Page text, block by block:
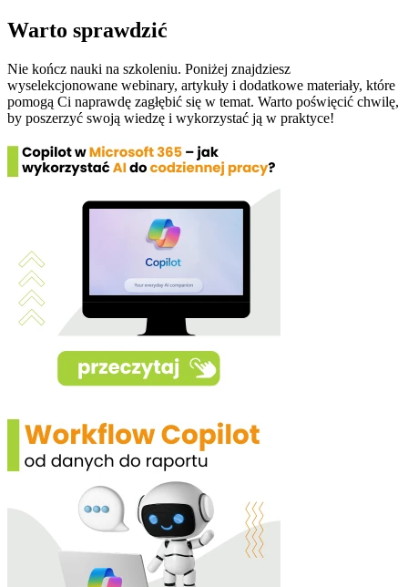
Warto sprawdzić
Nie kończ nauki na szkoleniu. Poniżej znajdziesz
wyselekcjonowane webinary, artykuły i dodatkowe materiały, które
pomogą Ci naprawdę zagłębić się w temat. Warto poświęcić chwilę,
by poszerzyć swoją wiedzę i wykorzystać ją w praktyce!